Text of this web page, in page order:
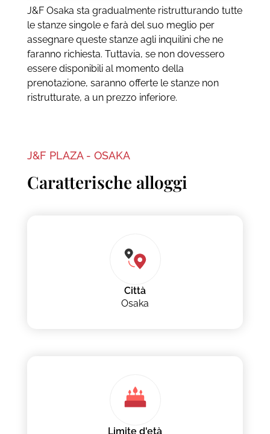
J&F Osaka sta gradualmente ristrutturando tutte
le stanze singole e farà del suo meglio per
assegnare queste stanze agli inquilini che ne
faranno richiesta. Tuttavia, se non dovessero
essere disponibili al momento della
prenotazione, saranno offerte le stanze non
ristrutturate, a un prezzo inferiore.
J&F PLAZA - OSAKA
Caratterische alloggi
Città
Osaka
Limite d'età